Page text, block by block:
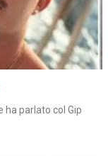
ha parlato col Gip